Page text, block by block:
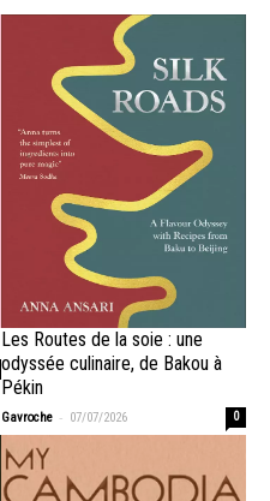
Les Routes de la soie : une
odyssée culinaire, de Bakou à
Pékin
Gavroche - 07/07/2026 0